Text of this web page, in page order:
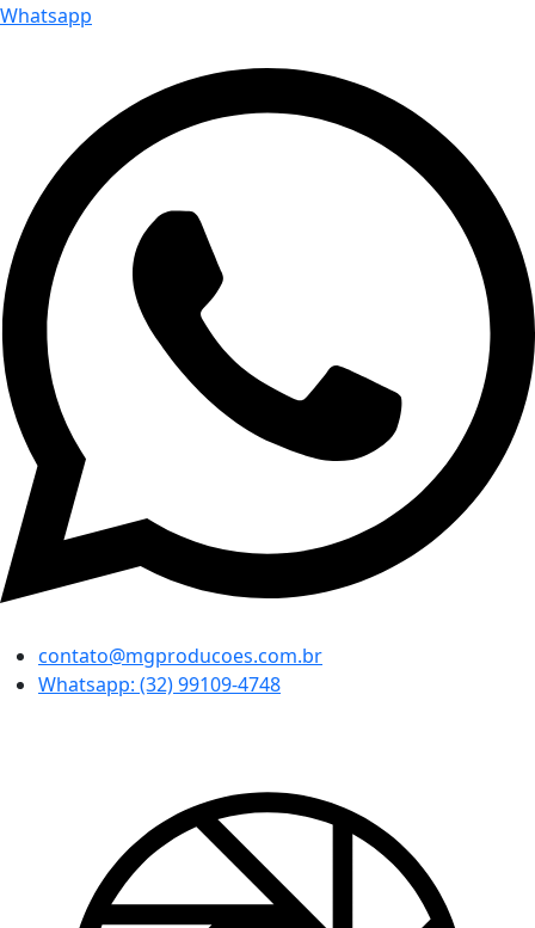
Whatsapp
contato@mgproducoes.com.br
Whatsapp: (32) 99109-4748